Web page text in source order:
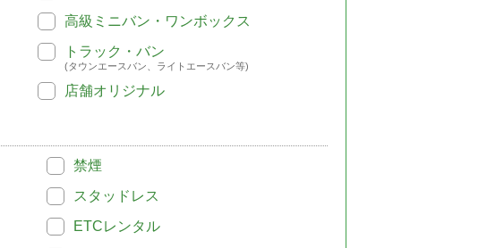
高級ミニバン・ワンボックス
トラック・バン
(タウンエースバン、ライトエースバン等)
店舗オリジナル
禁煙
スタッドレス
ETCレンタル